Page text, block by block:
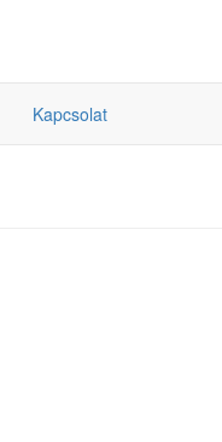
Kapcsolat